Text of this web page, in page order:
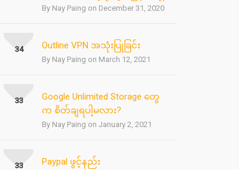
By Nay Paing on December 31, 2020
Outline VPN အသုံးပြုခြင်း
By Nay Paing on March 12, 2021
34
Google Unlimited Storage တွေ
က စိတ်ချရပါ့မလား?
By Nay Paing on January 2, 2021
33
Paypal ဖွင့်နည်း
33